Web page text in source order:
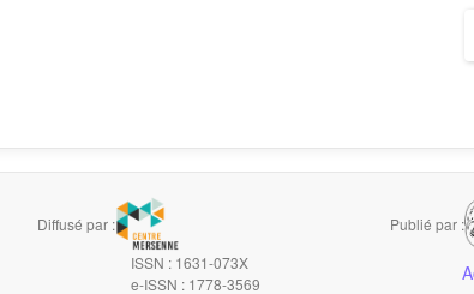
Diffusé par : Publié par :
ISSN : 1631-073X
e-ISSN : 1778-3569